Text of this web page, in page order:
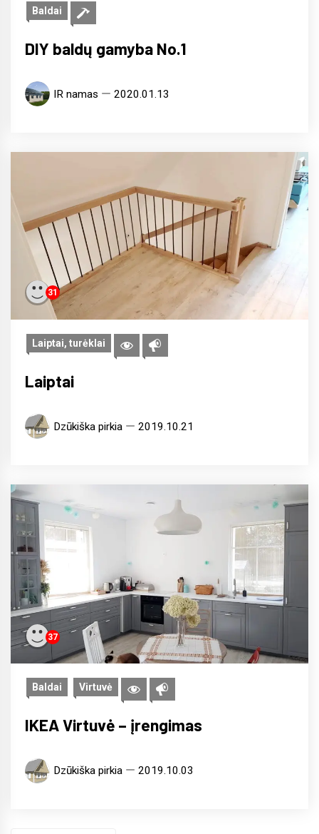
Baldai
DIY baldų gamyba No.1
IR namas 2020.01.13
31
Laiptai, turėklai
Laiptai
Dzūkiška pirkia 2019.10.21
37
Baldai Virtuvė
IKEA Virtuvė – įrengimas
Dzūkiška pirkia 2019.10.03